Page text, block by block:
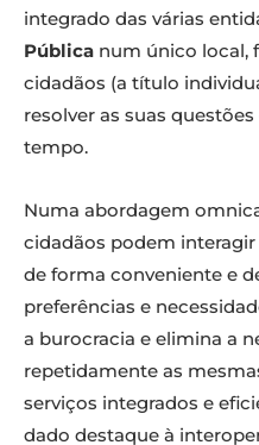
integrado das várias
Pública num único local,
cidadãos (a título
resolver as suas
tempo.
Numa abordagem
cidadãos podem
de forma conveniente e
preferências e
a burocracia e elimina a
repetidamente as
serviços integrados e
dado destaque à